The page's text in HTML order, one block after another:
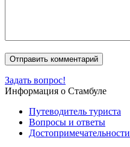
Задать вопрос!
Информация о Стамбуле
Путеводитель туриста
Вопросы и ответы
Достопримечательности